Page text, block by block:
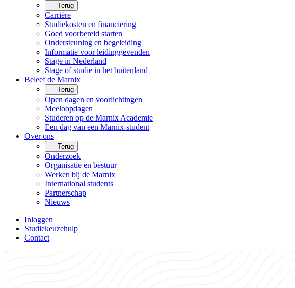
Terug
Carrière
Studiekosten en financiering
Goed voorbereid starten
Ondersteuning en begeleiding
Informatie voor leidinggevenden
Stage in Nederland
Stage of studie in het buitenland
Beleef de Marnix
Terug
Open dagen en voorlichtingen
Meeloopdagen
Studeren op de Marnix Academie
Een dag van een Marnix-student
Over ons
Terug
Onderzoek
Organisatie en bestuur
Werken bij de Marnix
International students
Partnerschap
Nieuws
Inloggen
Studiekeuzehulp
Contact